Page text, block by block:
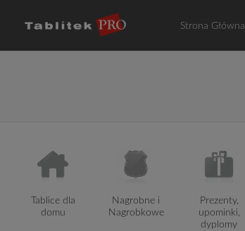
Strona Główna
Tablice dla
domu
Nagrobne i
Nagrobkowe
Prezenty,
upominki,
dyplomy